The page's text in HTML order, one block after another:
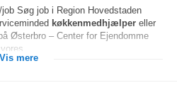
Søg job i Region Hovedstaden
køkkenmedhjælper eller
Østerbro – Center for Ejendomme
Vis mere